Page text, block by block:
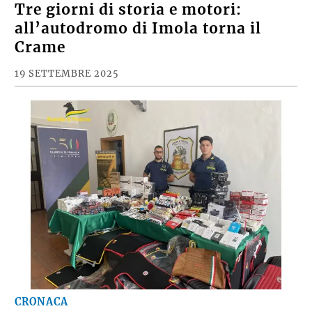
Tre giorni di storia e motori:
all’autodromo di Imola torna il
Crame
19 SETTEMBRE 2025
CRONACA